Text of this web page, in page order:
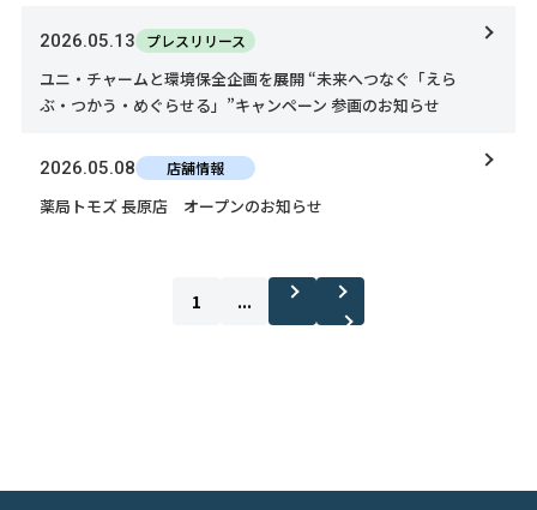
2026.05.13 プレスリリース
ユニ・チャームと環境保全企画を展開 “未来へつなぐ「えら
ぶ・つかう・めぐらせる」”キャンペーン 参画のお知らせ
2026.05.08 店舗情報
薬局トモズ 長原店 オープンのお知らせ
1 ...